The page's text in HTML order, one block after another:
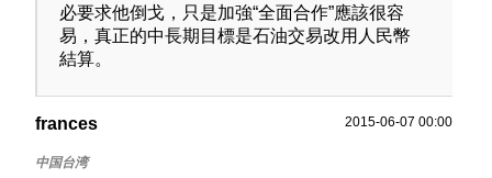
必要求他倒戈，只是加強“全面合作”應該很容
易，真正的中長期目標是石油交易改用人民幣
結算。
frances 2015-06-07 00:00